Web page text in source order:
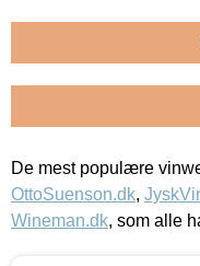
De mest populære
OttoSuenson.dk,
Wineman.dk, som alle